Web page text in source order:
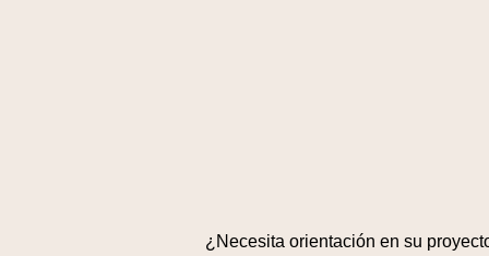
¿Necesita orientación en su